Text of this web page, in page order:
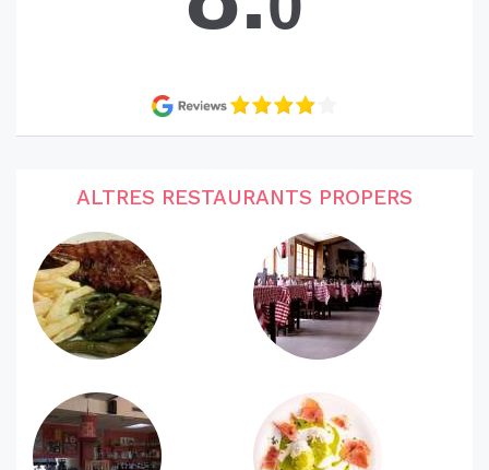
ALTRES RESTAURANTS PROPERS